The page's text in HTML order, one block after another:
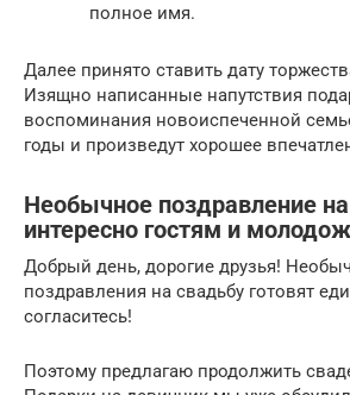
полное имя.
Далее принято ставить дату
Изящно написанные напутствия
воспоминания новоиспеченной
годы и произведут хорошее
Необычное поздравление
интересно гостям и
Добрый день, дорогие друзья!
поздравления на свадьбу готовят
согласитесь!
Поэтому предлагаю продолжить